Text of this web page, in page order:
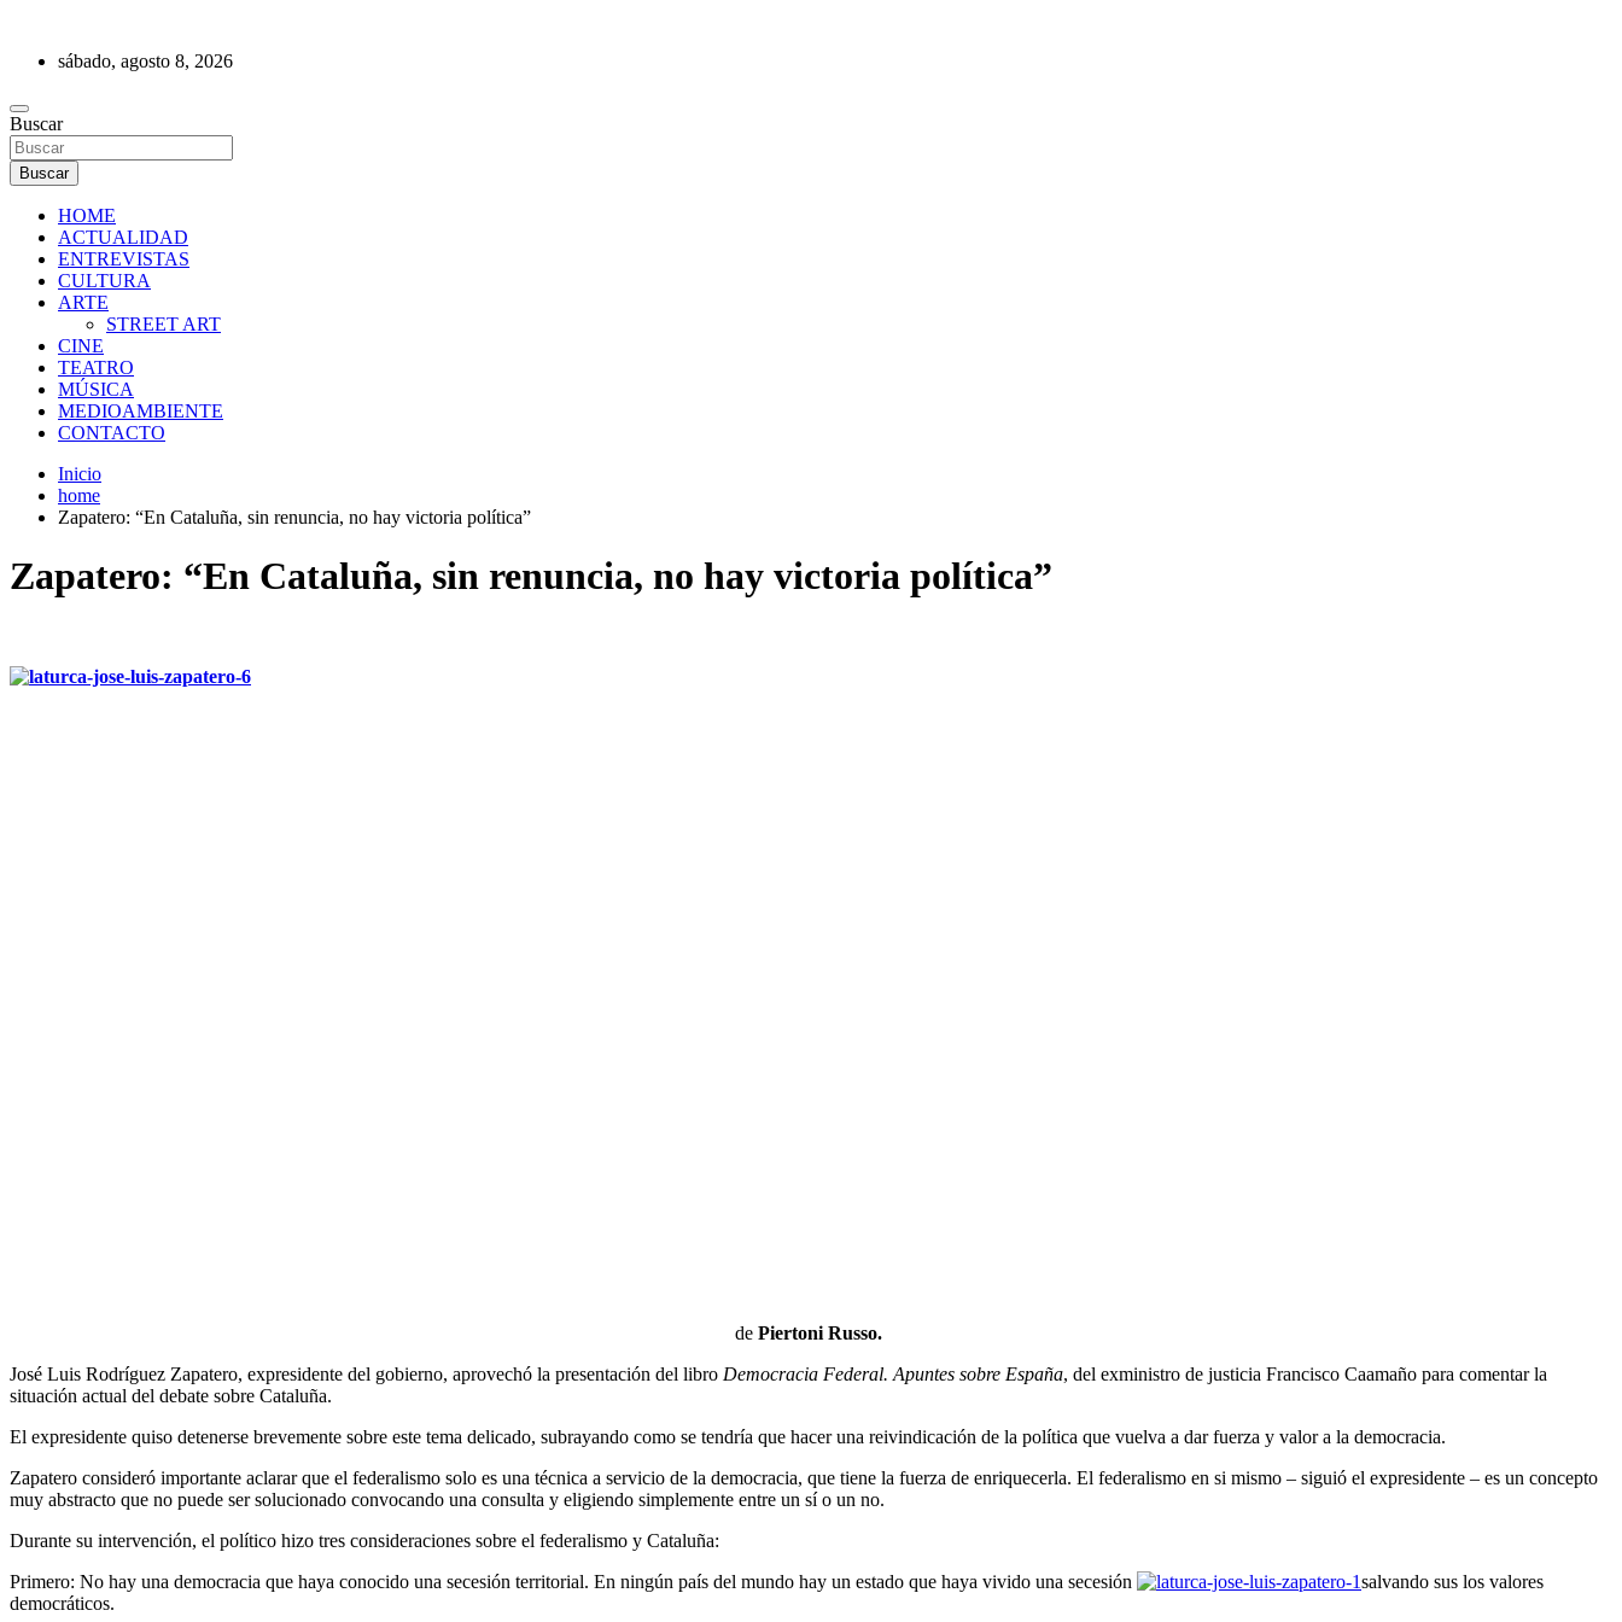
contenidosábado, agosto 8, 2026
REVISTA DE PRENSA
Buscar
Buscar
HOME
ACTUALIDAD
ENTREVISTAS
CULTURA
ARTE
STREET ART
CINE
TEATRO
MÚSICA
MEDIOAMBIENTE
CONTACTO
Inicio
home
Zapatero: “En Cataluña, sin renuncia, no hay victoria política”
Zapatero: “En Cataluña, sin renuncia, no hay victoria política”
de Piertoni Russo.
José Luis Rodríguez Zapatero, expresidente del gobierno, aprovechó la presentación del libro Democracia Federal. Apuntes sobre España, del exministro de justicia Francisco Caamaño para comentar la
situación actual del debate sobre Cataluña.
El expresidente quiso detenerse brevemente sobre este tema delicado, subrayando como se tendría que hacer una reivindicación de la política que vuelva a dar fuerza y valor a la democracia.
Zapatero consideró importante aclarar que el federalismo solo es una técnica a servicio de la democracia, que tiene la fuerza de enriquecerla. El federalismo en si mismo – siguió el expresidente – es un concepto
muy abstracto que no puede ser solucionado convocando una consulta y eligiendo simplemente entre un sí o un no.
Durante su intervención, el político hizo tres consideraciones sobre el federalismo y Cataluña:
Primero: No hay una democracia que haya conocido una secesión territorial. En ningún país del mundo hay un estado que haya vivido una secesión
salvando sus los valores
democráticos.